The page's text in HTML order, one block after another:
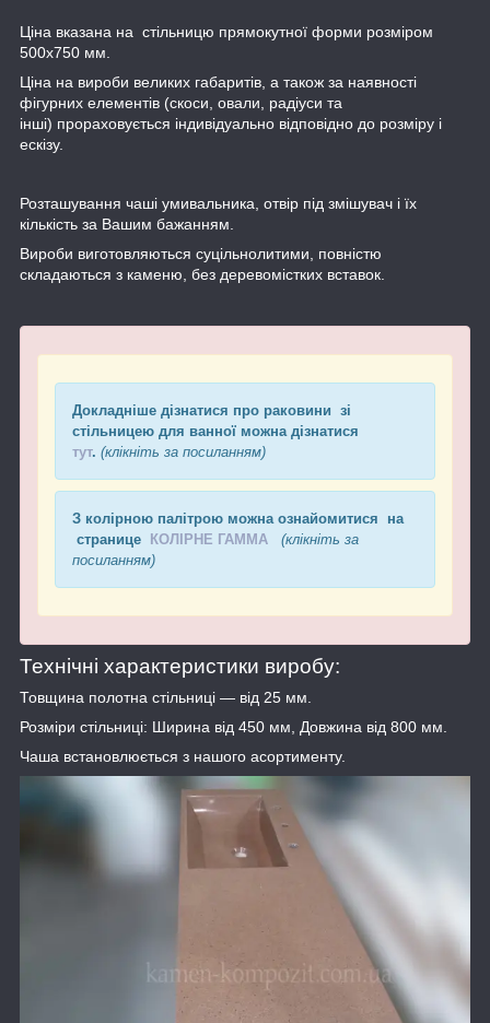
Ціна вказана на стільницю прямокутної форми розміром
500х750 мм.
Ціна на вироби великих габаритів, а також за наявності
фігурних елементів (скоси, овали, радіуси та
інші) прораховується індивідуально відповідно до розміру і
ескізу.
Розташування чаші умивальника, отвір під змішувач і їх
кількість за Вашим бажанням.
Вироби виготовляються суцільнолитими, повністю
складаються з каменю, без деревомістких вставок.
Докладніше дізнатися про раковини зі
стільницею для ванної можна дізнатися
тут. (клікніть за посиланням)
З колірною палітрою можна ознайомитися на
странице КОЛІРНЕ ГАММА
(клікніть за
посиланням)
Технічні характеристики виробу:
Товщина полотна стільниці — від 25 мм.
Розміри стільниці: Ширина від 450 мм, Довжина від 800 мм.
Чаша встановлюється з нашого асортименту.